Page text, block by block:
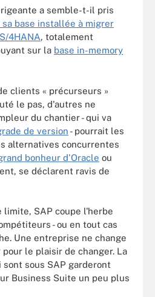
a semble-t-il pris
base installée à migrer
S/4HANA, totalement
sur la base in-memory
clients « précurseurs »
le pas, d'autres ne
du chantier - qui va
de version - pourrait les
alternatives concurrentes
bonheur d'Oracle ou
se déclarent ravis de
limite, SAP coupe l'herbe
- ou en tout cas
Une entreprise ne change
le plaisir de changer. La
sous SAP garderont
Business Suite un peu plus